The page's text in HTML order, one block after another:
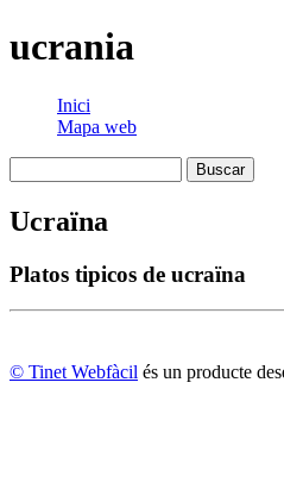
ucrania
Inici
Mapa web
Ucraïna
Platos tipicos de ucraïna
© Tinet Webfàcil és un producte